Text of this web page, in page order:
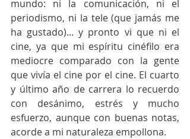
mundo: ni la comunicación, ni el
periodismo, ni la tele (que jamás me
ha gustado)... y pronto vi que ni el
cine, ya que mi espíritu cinéfilo era
mediocre comparado con la gente
que vivía el cine por el cine. El cuarto
y último año de carrera lo recuerdo
con desánimo, estrés y mucho
esfuerzo, aunque con buenas notas,
acorde a mi naturaleza empollona.